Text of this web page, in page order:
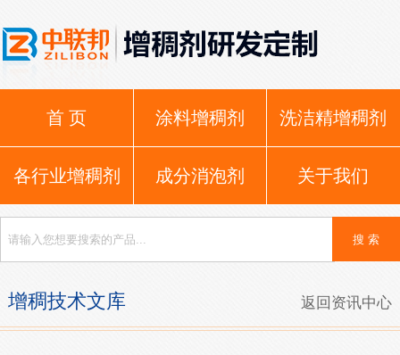
首 页 涂料增稠剂 洗洁精增稠剂
各行业增稠剂 成分消泡剂 关于我们
增稠技术文库 返回资讯中心